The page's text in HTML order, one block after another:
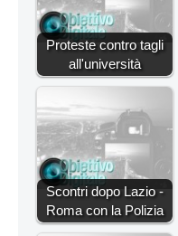
Proteste contro tagli
all'università
Scontri dopo Lazio -
Roma con la Polizia